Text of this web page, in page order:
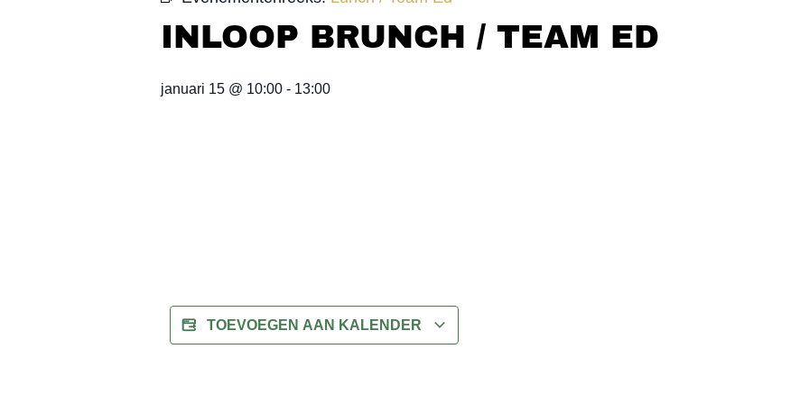
INLOOP BRUNCH / TEAM ED
januari 15 @ 10:00 - 13:00
TOEVOEGEN AAN KALENDER